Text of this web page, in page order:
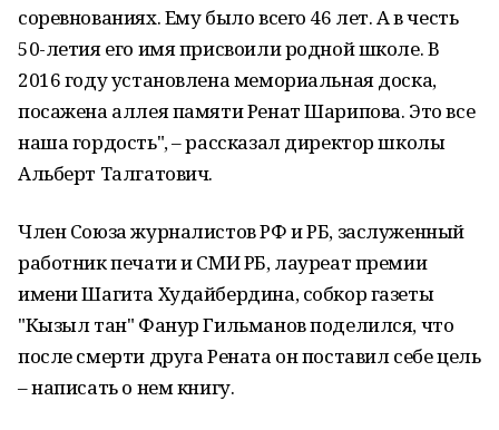
соревнованиях. Ему было всего 46 лет. А в честь
50-летия его имя присвоили родной школе. В
2016 году установлена мемориальная доска,
посажена аллея памяти Ренат Шарипова. Это все
наша гордость", – рассказал директор школы
Альберт Талгатович.
Член Союза журналистов РФ и РБ, заслуженный
работник печати и СМИ РБ, лауреат премии
имени Шагита Худайбердина, собкор газеты
"Кызыл тан" Фанур Гильманов поделился, что
после смерти друга Рената он поставил себе цель
– написать о нем книгу.